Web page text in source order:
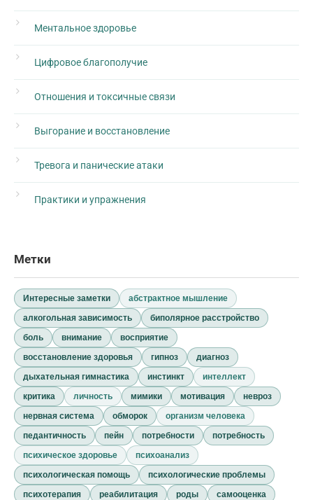
Ментальное здоровье
Цифровое благополучие
Отношения и токсичные связи
Выгорание и восстановление
Тревога и панические атаки
Практики и упражнения
Метки
Интересные заметки
абстрактное мышление
алкогольная зависимость
биполярное расстройство
боль
внимание
восприятие
восстановление здоровья
гипноз
диагноз
дыхательная гимнастика
инстинкт
интеллект
критика
личность мимики мотивация
невроз
нервная система
обморок
организм человека
педантичность
пейн потребности
потребность
психическое здоровье
психоанализ
психологическая помощь
психологические проблемы
психотерапия
реабилитация роды
самооценка